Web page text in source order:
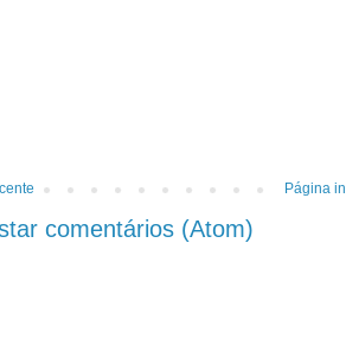
Página
comentários (Atom)